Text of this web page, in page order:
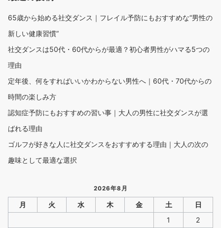
65歳から始める社交ダンス｜フレイル予防にもおすすめな“男性の
新しい健康習慣”
社交ダンスは50代・60代からが最適？初心者男性がハマる5つの
理由
定年後、何をすればいいかわからない男性へ｜60代・70代からの
時間の楽しみ方
認知症予防にもおすすめの習い事｜大人の男性に社交ダンスが選
ばれる理由
ゴルフが好きな人に社交ダンスをおすすめする理由｜大人の次の
趣味として最適な選択
2026年8月
月 火 水 木 金 土
日
1
2